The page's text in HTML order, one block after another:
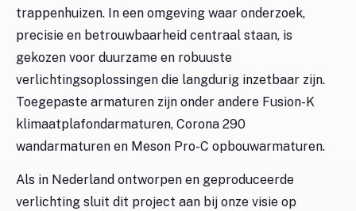
trappenhuizen. In een omgeving waar onderzoek,
precisie en betrouwbaarheid centraal staan, is
gekozen voor duurzame en robuuste
verlichtingsoplossingen die langdurig inzetbaar zijn.
Toegepaste armaturen zijn onder andere Fusion-K
klimaatplafondarmaturen, Corona 290
wandarmaturen en Meson Pro-C opbouwarmaturen.
Als in Nederland ontworpen en geproduceerde
verlichting sluit dit project aan bij onze visie op